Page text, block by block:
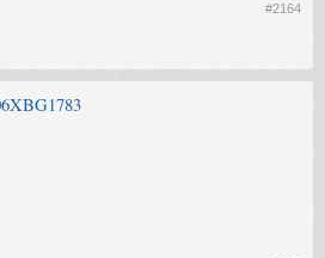
#2164